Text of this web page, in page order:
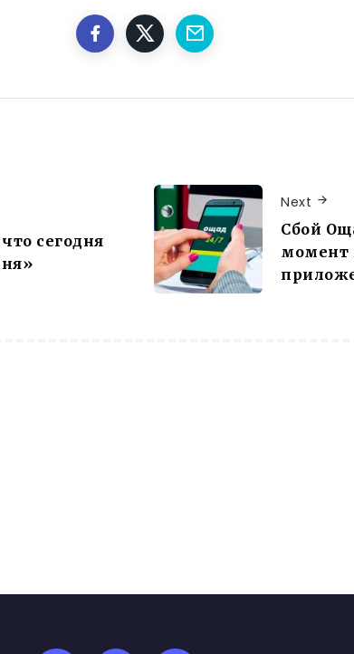
сегодня
Next
Сбой
момент